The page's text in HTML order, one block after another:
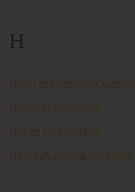
H
Hisob ma’lumotlari xizmati
Hisobvaraq-faktura
Hokim yordamchisi
Hosilaviy moliya vositalari